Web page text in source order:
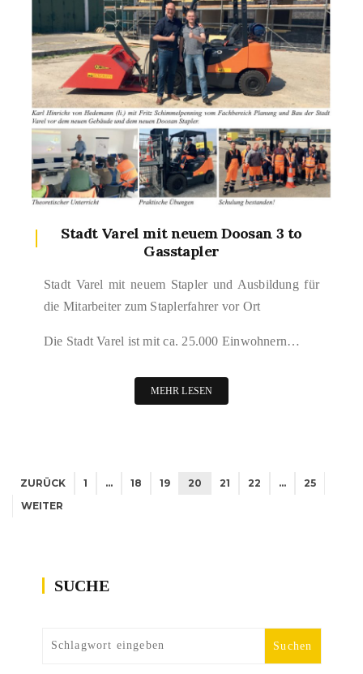
Stadt Varel mit neuem Doosan 3 to
Gasstapler
Stadt Varel mit neuem Stapler und Ausbildung für
die Mitarbeiter zum Staplerfahrer vor Ort
Die Stadt Varel ist mit ca. 25.000 Einwohnern…
MEHR LESEN
ZURÜCK 1 … 18 19 20 21 22 …
25
WEITER
SUCHE